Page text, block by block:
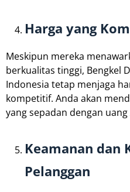
Harga yang
Meskipun mereka
berkualitas tinggi, Bengkel
Indonesia tetap menjaga
kompetitif. Anda akan
yang sepadan dengan uang
Keamanan dan
Pelanggan